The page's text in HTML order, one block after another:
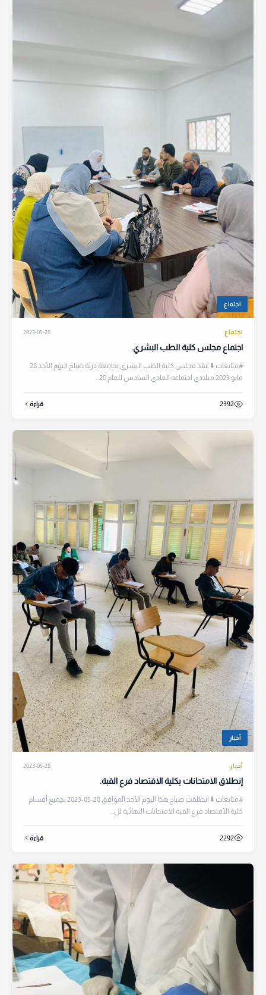
اجتماع
اجتماع 2023-05-28
اجتماع مجلس كلية الطب البشري.
#متابعات ⬇️ عقد مجلس كلية الطب البشري بجامعة درنة صباح اليوم الأحد 28
مايو 2023 ميلادي اجتماعه العادي السادس للعام 20...
2392 قراءة
أخبار
أخبار 2023-05-28
إنطلاق الامتحانات بكلية الاقتصاد فرع القبة.
#متابعات ⬇️ انطلقت صباح هذا اليوم الأحد الموافق 28-05-2023 بجميع أقسام
كلية الأقتصاد فرع القبة الامتحانات النهائية لل...
2292 قراءة